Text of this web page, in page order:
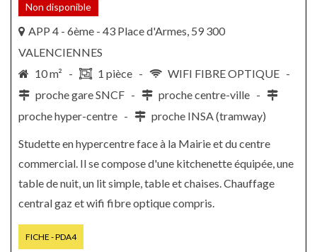
Non disponible
APP 4 - 6ème - 43 Place d'Armes, 59 300
VALENCIENNES
10 m² -
1 pièce -
WIFI FIBRE OPTIQUE -
proche gare SNCF -
proche centre-ville -
proche hyper-centre -
proche INSA (tramway)
Studette en hypercentre face à la Mairie et du centre
commercial. Il se compose d'une kitchenette équipée, une
table de nuit, un lit simple, table et chaises. Chauffage
central gaz et wifi fibre optique compris.
FICHE - PDA4